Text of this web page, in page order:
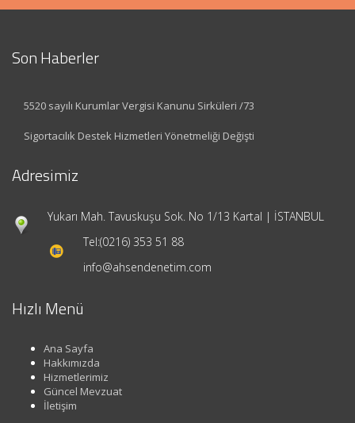
Son Haberler
5520 sayılı Kurumlar Vergisi Kanunu Sirküleri /73
Sigortacılık Destek Hizmetleri Yönetmeliği Değişti
Adresimiz
Yukarı Mah. Tavuskuşu Sok. No 1/13 Kartal | İSTANBUL
Tel:(0216) 353 51 88
info@ahsendenetim.com
Hızlı Menü
Ana Sayfa
Hakkımızda
Hizmetlerimiz
Güncel Mevzuat
İletişim